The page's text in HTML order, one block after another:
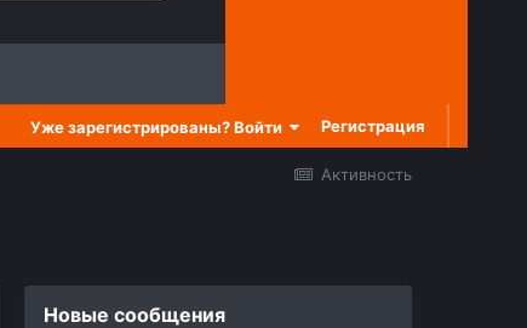
Уже зарегистрированы? Войти Регистрация
Активность
Новые сообщения